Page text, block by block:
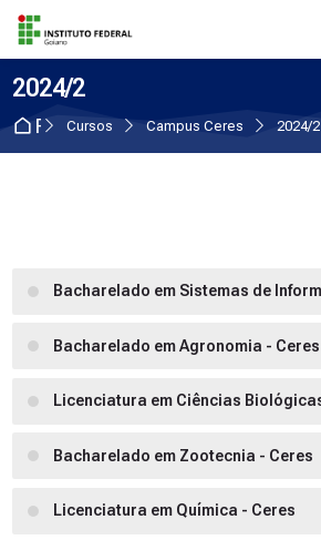
Skip to navigation
Skip to login form
Ir para o conteúdo principal
Skip to accessibility options
Skip to footer
Skip accessibility options
2024/2
Página inicial
Cursos Campus Ceres 2024/2
Bacharelado em Sistemas de
Bacharelado em Agronomia - Ceres
Licenciatura em Ciências
Bacharelado em Zootecnia - Ceres
Licenciatura em Química - Ceres